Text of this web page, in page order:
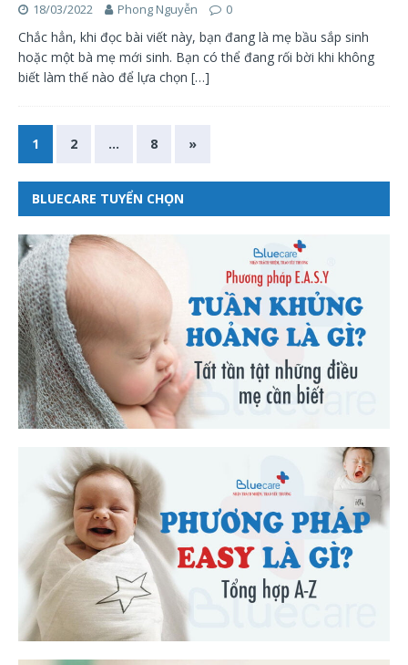
18/03/2022 Phong Nguyễn 0
Chắc hẳn, khi đọc bài viết này, bạn đang là mẹ bầu sắp sinh
hoặc một bà mẹ mới sinh. Bạn có thể đang rối bời khi không
biết làm thế nào để lựa chọn […]
1 2 … 8 »
BLUECARE TUYỂN CHỌN